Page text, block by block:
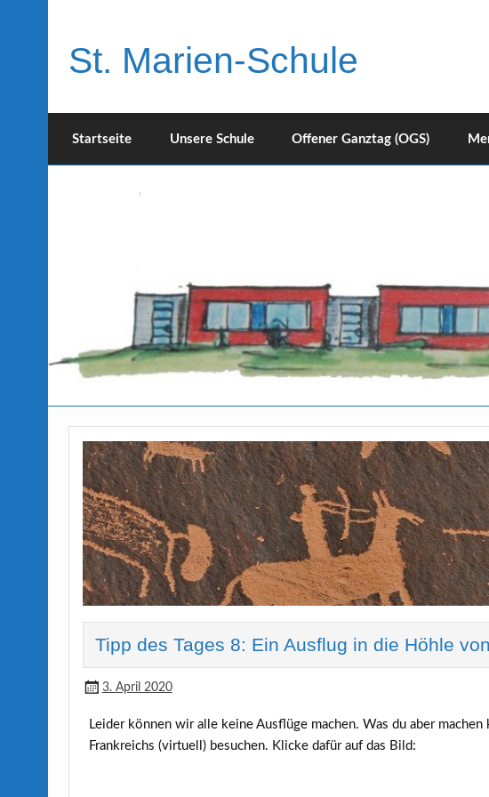
St. Marien-Schule
Katholische Grundschule in Moers
Startseite Unsere Schule Offener Ganztag (OGS)
Tipp des Tages 8: Ein Ausflug in die Höhle
3. April 2020
Leider können wir alle keine Ausflüge machen. Was du aber
Frankreichs (virtuell) besuchen. Klicke dafür auf das Bild: